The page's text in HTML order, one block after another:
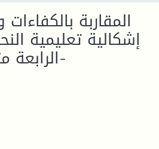
المقاربة
إشكالية تعليمية
الرابعة متوسط -أنموذجا-